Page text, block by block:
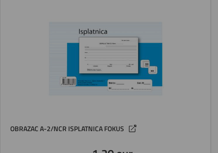
OBRAZAC A-2/NCR ISPLATNICA FOKUS